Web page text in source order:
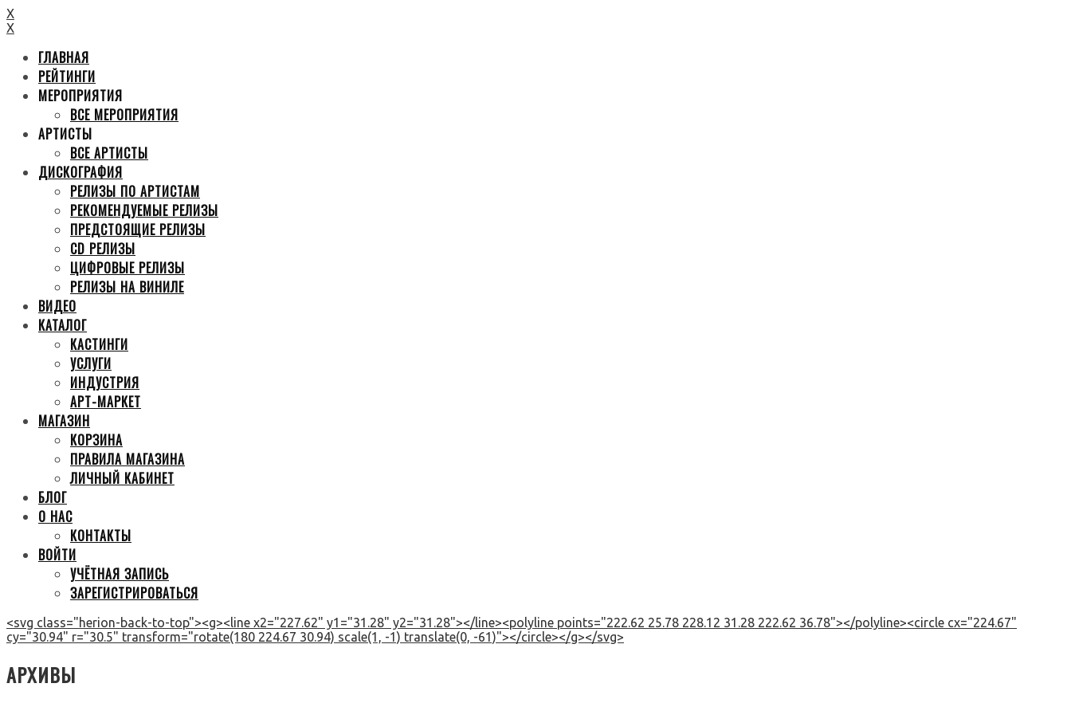
X
X
ГЛАВНАЯ
РЕЙТИНГИ
МЕРОПРИЯТИЯ
ВСЕ МЕРОПРИЯТИЯ
АРТИСТЫ
ВСЕ АРТИСТЫ
ДИСКОГРАФИЯ
РЕЛИЗЫ ПО АРТИСТАМ
РЕКОМЕНДУЕМЫЕ РЕЛИЗЫ
ПРЕДСТОЯЩИЕ РЕЛИЗЫ
CD РЕЛИЗЫ
ЦИФРОВЫЕ РЕЛИЗЫ
РЕЛИЗЫ НА ВИНИЛЕ
ВИДЕО
КАТАЛОГ
КАСТИНГИ
УСЛУГИ
ИНДУСТРИЯ
АРТ-МАРКЕТ
МАГАЗИН
КОРЗИНА
ПРАВИЛА МАГАЗИНА
ЛИЧНЫЙ КАБИНЕТ
БЛОГ
О НАС
КОНТАКТЫ
ВОЙТИ
УЧЁТНАЯ ЗАПИСЬ
ЗАРЕГИСТРИРОВАТЬСЯ
<svg class="herion-back-to-top"><g><line x2="227.62" y1="31.28" y2="31.28"></line><polyline points="222.62 25.78 228.12 31.28 222.62 36.78"></polyline><circle cx="224.67"
cy="30.94" r="30.5" transform="rotate(180 224.67 30.94) scale(1, -1) translate(0, -61)"></circle></g></svg>
АРХИВЫ